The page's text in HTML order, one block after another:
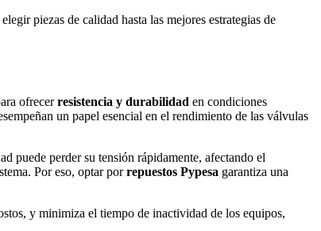
piezas de calidad hasta las mejores estrategias de
ofrecerresistencia y durabilidad en condiciones
un papel esencial en el rendimiento de las válvulas
puede perder su tensión rápidamente, afectando el
Por eso, optar porrepuestos Pypesa garantiza una
y minimiza el tiempo de inactividad de los equipos,